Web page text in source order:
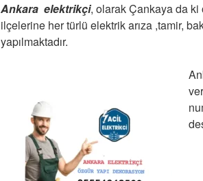
Ankara elektrikçi, olarak Çankaya da ki
ilçelerine her türlü elektrik arıza ,tamir,
yapılmaktadır.